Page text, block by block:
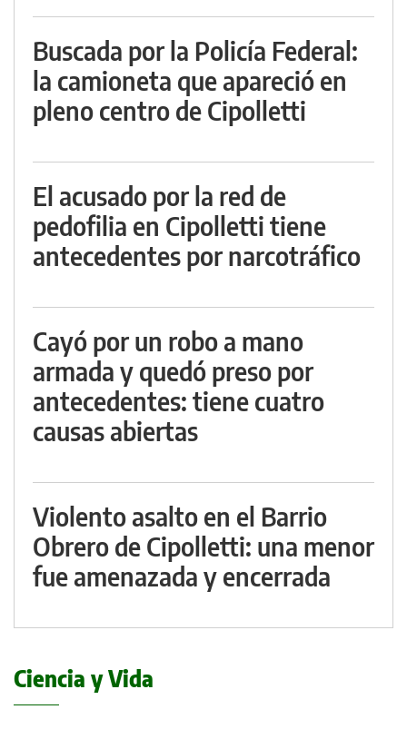
Buscada por la Policía Federal:
la camioneta que apareció en
pleno centro de Cipolletti
El acusado por la red de
pedofilia en Cipolletti tiene
antecedentes por narcotráfico
Cayó por un robo a mano
armada y quedó preso por
antecedentes: tiene cuatro
causas abiertas
Violento asalto en el Barrio
Obrero de Cipolletti: una menor
fue amenazada y encerrada
Ciencia y Vida